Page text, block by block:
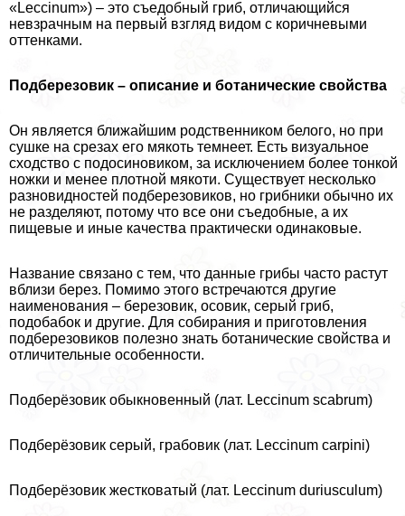
«Leccinum») – это съедобный гриб, отличающийся
невзрачным на первый взгляд видом с коричневыми
оттенками.
Подберезовик – описание и ботанические свойства
Он является ближайшим родственником белого, но при
сушке на срезах его мякоть темнеет. Есть визуальное
сходство с подосиновиком, за исключением более тонкой
ножки и менее плотной мякоти. Существует несколько
разновидностей подберезовиков, но грибники обычно их
не разделяют, потому что все они съедобные, а их
пищевые и иные качества пpaктически одинаковые.
Название связано с тем, что данные грибы часто растут
вблизи берез. Помимо этого встречаются другие
наименования – березовик, осовик, серый гриб,
подобабок и другие. Для собирания и приготовления
подберезовиков полезно знать ботанические свойства и
отличительные особенности.
Подберёзовик обыкновенный (лат. Leccinum scabrum)
Подберёзовик серый, грабовик (лат. Leccinum carpini)
Подберёзовик жестковатый (лат. Leccinum duriusculum)